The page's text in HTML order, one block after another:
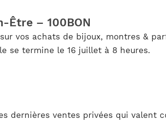
Être – 100BON
sur vos achats de bijoux, montres &
se termine le 16 juillet à 8 heures.
dernières ventes privées qui valent